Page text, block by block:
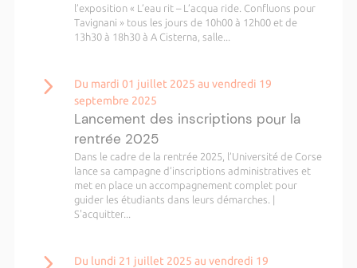
l’exposition « L’eau rit – L’acqua ride. Confluons pour
Tavignani » tous les jours de 10h00 à 12h00 et de
13h30 à 18h30 à A Cisterna, salle...
Du mardi 01 juillet 2025 au vendredi 19
septembre 2025
Lancement des inscriptions pour la
rentrée 2025
Dans le cadre de la rentrée 2025, l’Université de Corse
lance sa campagne d’inscriptions administratives et
met en place un accompagnement complet pour
guider les étudiants dans leurs démarches. |
S'acquitter...
Du lundi 21 juillet 2025 au vendredi 19